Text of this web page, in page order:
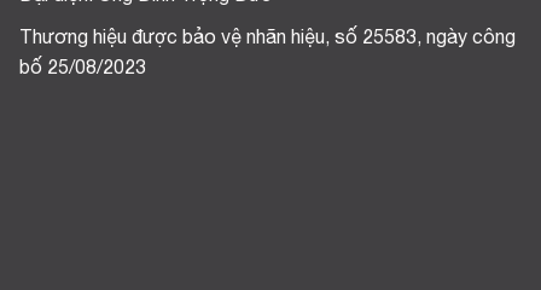
Thương hiệu được bảo vệ nhãn hiệu, số 25583, ngày công
bố 25/08/2023